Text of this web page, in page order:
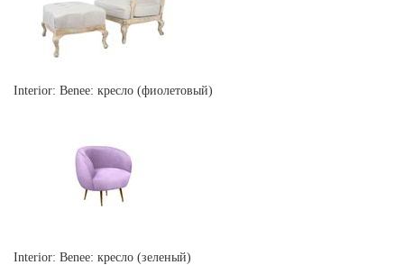
Interior: Benee: кресло (фиолетовый)
Interior: Benee: кресло (зеленый)